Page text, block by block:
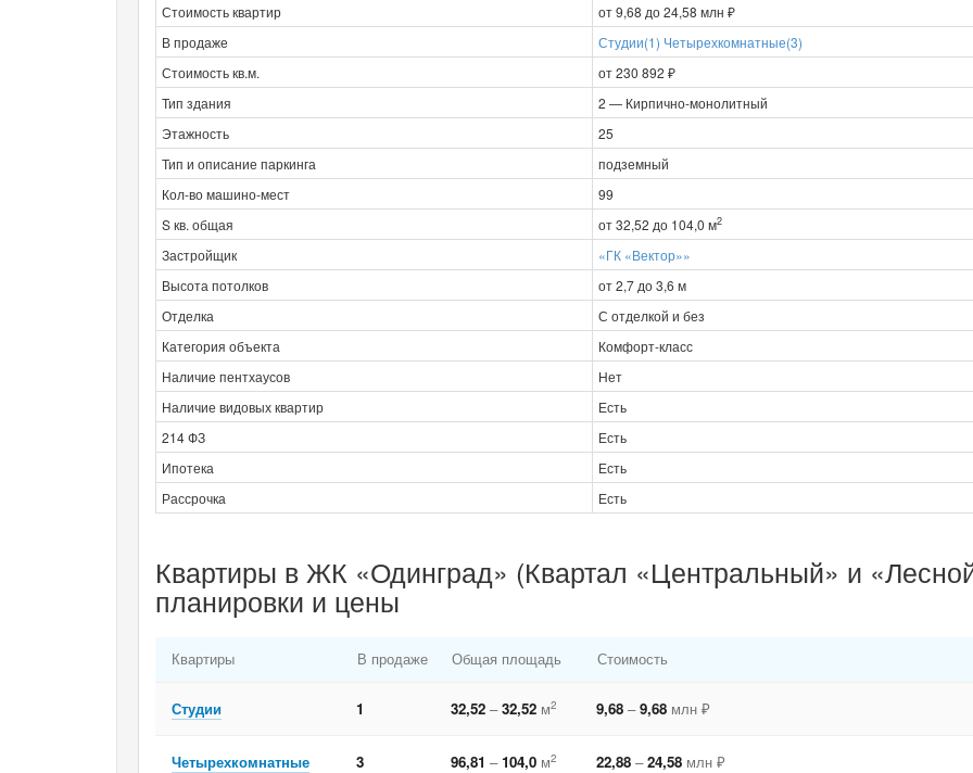
Стоимость квартир
от 9,68 до 24,58 млн ₽
В продаже
Студии(1) Четырехкомнатные(3)
Стоимость кв.м.
от 230 892 ₽
Тип здания
2 — Кирпично-монолитный
Этажность
25
Тип и описание паркинга
подземный
Кол-во машино-мест
99
S кв. общая
от 32,52 до 104,0 м2
Застройщик
«ГК «Вектор»»
Высота потолков
от 2,7 до 3,6 м
Отделка
С отделкой и без
Категория объекта
Комфорт-класс
Наличие пентхаусов
Нет
Наличие видовых квартир
Есть
214 ФЗ
Есть
Ипотека
Есть
Рассрочка
Есть
Квартиры в ЖК «Одинград» (Квартал «Центральный» и
планировки и цены
Квартиры В продаже Общая площадь Стоимость
Студии 1 32,52 –32,52 м2 9,68 –9,68 млн ₽
Четырехкомнатные 3 96,81 –104,0 м2 22,88 –24,58 млн ₽